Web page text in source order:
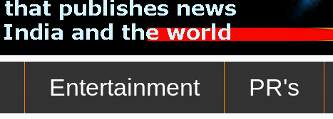
Entertainment PR's